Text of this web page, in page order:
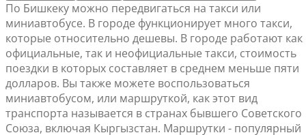
По Бишкеку можно передвигаться на такси или
миниавтобусе. В городе функционирует много такси,
которые относительно дешевы. В городе работают как
официальные, так и неофициальные такси, стоимость
поездки в которых составляет в среднем меньше пяти
долларов. Вы также можете воспользоваться
миниавтобусом, или маршруткой, как этот вид
транспорта называется в странах бывшего Советского
Союза, включая Кыргызстан. Маршрутки - популярный